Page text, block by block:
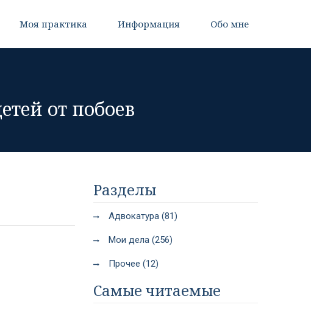
Моя практика Информация Обо мне
от побоев
Разделы
Адвокатура (81)
Мои дела (256)
Прочее (12)
Самые читаемые